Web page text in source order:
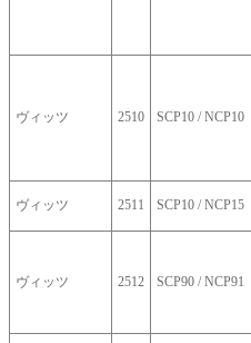
ヴィッツ 2510 SCP10 / NCP10
ヴィッツ 2511 SCP10 / NCP15
ヴィッツ 2512 SCP90 / NCP91